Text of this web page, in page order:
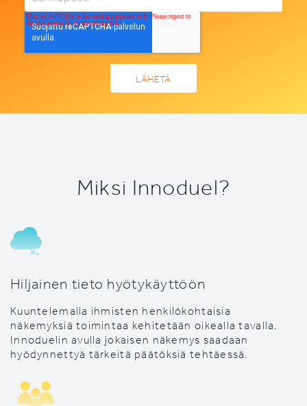
Miksi Innoduel?
Hiljainen tieto hyötykäyttöön
Kuuntelemalla ihmisten henkilökohtaisia
näkemyksiä toimintaa kehitetään oikealla tavalla.
Innoduelin avulla jokaisen näkemys saadaan
hyödynnettyä tärkeitä päätöksiä tehtäessä.